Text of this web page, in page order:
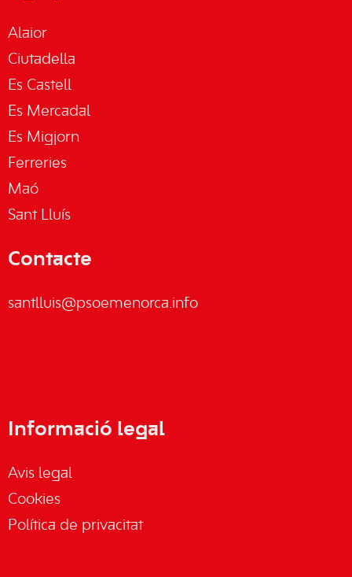
Alaior
Ciutadella
Es Castell
Es Mercadal
Es Migjorn
Ferreries
Maó
Sant Lluís
Contacte
santlluis@psoemenorca.info
Informació legal
Avis legal
Cookies
Política de privacitat